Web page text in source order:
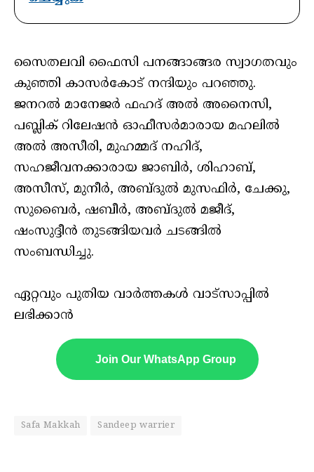
സൈതലവി ഫൈസി പനങ്ങാങ്ങര സ്വാഗതവും
കുഞ്ഞി കാസർകോട്​ നന്ദിയും പറഞ്ഞു.
ജനറൽ മാനേജർ ഫഹദ്​ അൽ അനൈസി,
പബ്ലിക്​ റിലേഷൻ ഓഫീസർമാരായ മഹലിൽ
അൽ അസീരി, മുഹമ്മദ്​ നഹിദ്,
സഹജീവനക്കാരായ ജാബിർ, ശിഹാബ്​,
അസീസ്​, മുനീർ, അബ്​ദുൽ മുസഫിർ, ചേക്കു,
സുബൈർ, ഷബീർ, അബ്​ദുൽ മജീദ്​,
ഷംസുദ്ദീൻ തുടങ്ങിയവർ ചടങ്ങിൽ
സംബന്ധിച്ചു.
ഏറ്റവും പുതിയ വാർത്തകൾ വാട്സാപ്പിൽ
ലഭിക്കാൻ
Join Our WhatsApp Group
Safa Makkah Sandeep warrier